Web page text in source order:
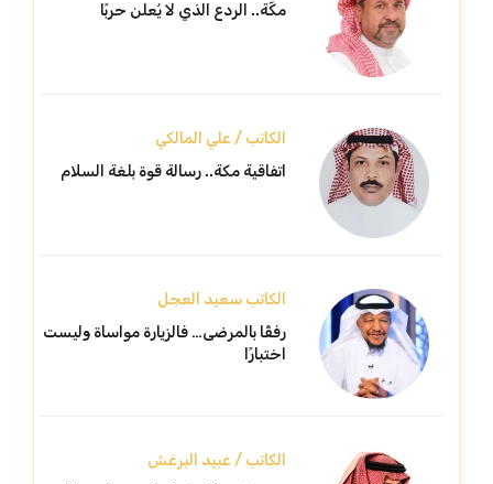
مكّة.. الردع الذي لا يُعلن حربًا
الكاتب / علي المالكي
اتفاقية مكة.. رسالة قوة بلغة السلام
الكاتب سعيد العجل
رفقًا بالمرضى… فالزيارة مواساة وليست
اختبارًا
الكاتب / عبيد البرغش